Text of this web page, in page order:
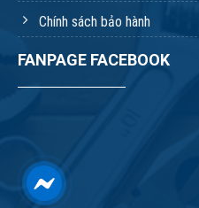
Chính sách bảo hành
FANPAGE FACEBOOK